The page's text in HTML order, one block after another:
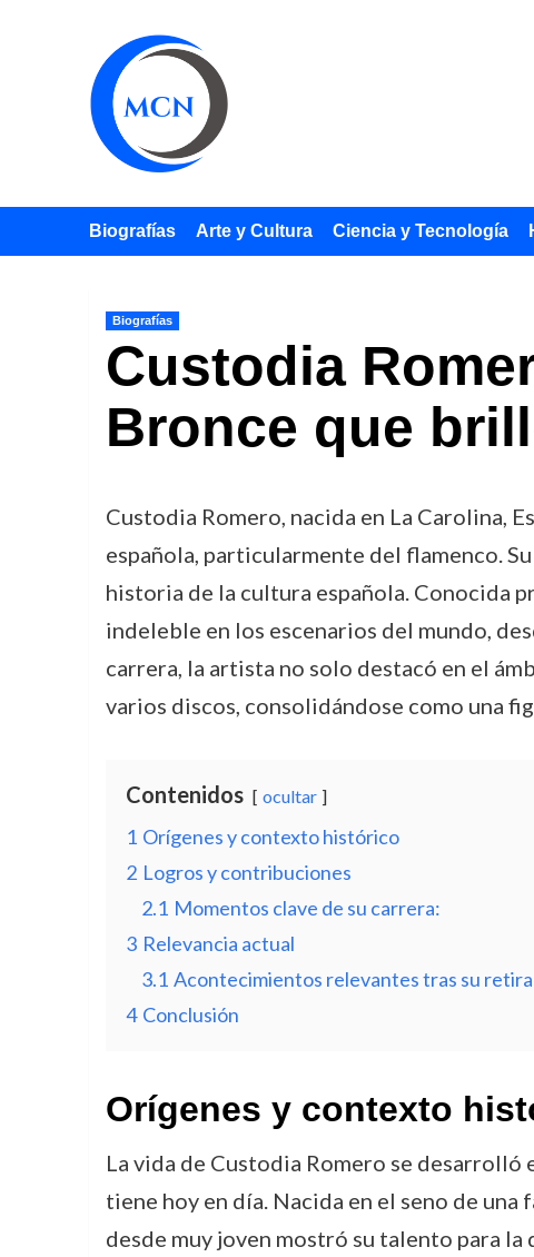
Biografías Arte y Cultura Ciencia y Tecnología
Biografías
Custodia
Bronce que
Custodia Romero, nacida en La Carolina,
española, particularmente del flamenco.
historia de la cultura española. Conocida
indeleble en los escenarios del mundo,
carrera, la artista no solo destacó en el
varios discos, consolidándose como una
Contenidos ocultar
1 Orígenes y contexto histórico
2 Logros y contribuciones
2.1 Momentos clave de su carrera:
3 Relevancia actual
3.1 Acontecimientos relevantes tras su
4 Conclusión
Orígenes y contexto
La vida de Custodia Romero se desarrolló
tiene hoy en día. Nacida en el seno de una
desde muy joven mostró su talento para la